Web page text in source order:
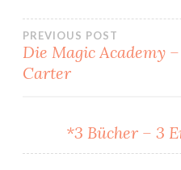
PREVIOUS POST
Die Magic Academy
Carter
*3 Bücher – 3